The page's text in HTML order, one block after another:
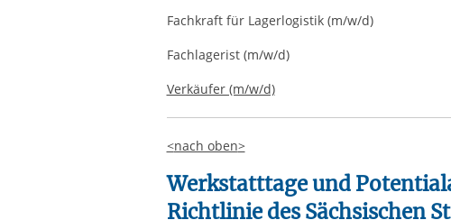
Fachkraft für Lagerlogistik (m/w/d)
Fachlagerist (m/w/d)
Verkäufer (m/w/d)
<nach oben>
Werkstatttage und
Richtlinie des Sächsischen